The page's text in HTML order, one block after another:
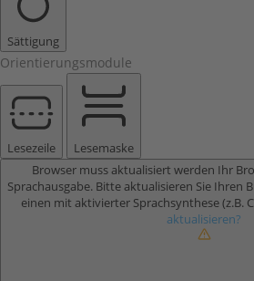
Sättigung
Orientierungsmodule
Lesezeile
Lesemaske
Browser muss aktualisiert werden Ihr
Sprachausgabe. Bitte aktualisieren Sie Ihren
einen mit aktivierter Sprachsynthese (z.B.
aktualisieren?